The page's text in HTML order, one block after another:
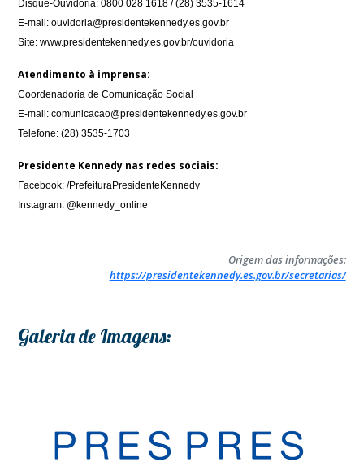
Disque-Ouvidoria: 0800 028 1618 / (28) 3535-1614
E-mail: ouvidoria@presidentekennedy.es.gov.br
Site: www.presidentekennedy.es.gov.br/ouvidoria
Atendimento à imprensa:
Coordenadoria de Comunicação Social
E-mail: comunicacao@presidentekennedy.es.gov.br
Telefone: (28) 3535-1703
Presidente Kennedy nas redes sociais:
Facebook: /PrefeituraPresidenteKennedy
Instagram: @kennedy_online
Origem das informações:
https://presidentekennedy.es.gov.br/secretarias/
Galeria de Imagens: